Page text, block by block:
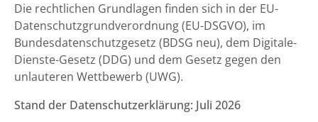
Die rechtlichen Grundlagen finden sich in der EU-
Datenschutzgrundverordnung (EU-DSGVO), im
Bundesdatenschutzgesetz (BDSG neu), dem Digitale-
Dienste-Gesetz (DDG) und dem Gesetz gegen den
unlauteren Wettbewerb (UWG).
Stand der Datenschutzerklärung: Juli 2026